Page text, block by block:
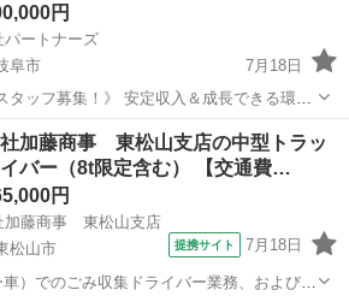
円
パートナーズ
阜市
7月18日
定収入＆成長できる環境
か？ 「少し話を聞いてみた
さい✨ ＝＝＝＝＝＝＝＝＝＝
未経験
加藤商事 東松山支店の中型トラッ
バー（8t限定含む） 【交通費…
円
加藤商事 東松山支店
松山市
提携サイト 7月18日
）でのごみ収集ドライバー業務、およびセ